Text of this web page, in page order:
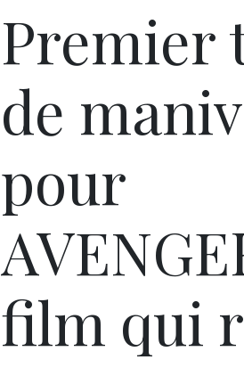
Premier
de
pour
film qui